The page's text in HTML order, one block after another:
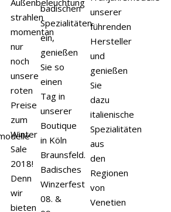
Außenbeleuchtung
strahlen
momentan
nur
noch
unsere
roten
Preise
zum
Winter
Sale
2018!
Denn
wir
bieten
badischen
Spezialitäten
ein,
genießen
Sie so
einen
Tag in
unserer
Boutique
in Köln
Braunsfeld.
Badisches
Winzerfest
08. &
unserer
führenden
Hersteller
und
genießen
Sie
dazu
italienische
Spezialitäten
aus
den
Regionen
von
Venetien